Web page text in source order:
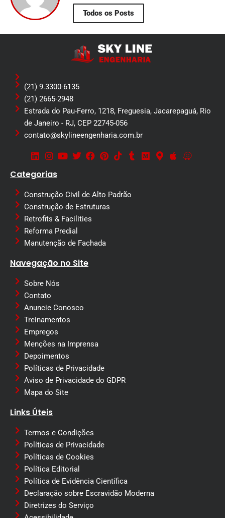
Todos os Posts
(21) 9.3300-6135
(21) 2665-2948
Estrada do Pau-Ferro, 1218, Freguesia, Jacarepaguá, Rio
de Janeiro - RJ, CEP 22745-056
contato@skylineengenharia.com.br
Categorias
Construção Civil de Alto Padrão
Construção de Estruturas
Retrofits & Facilities
Reforma Predial
Manutenção de Fachada
Navegação no Site
Sobre Nós
Contato
Anuncie Conosco
Treinamentos
Empregos
Menções na Imprensa
Depoimentos
Políticas de Privacidade
Aviso de Privacidade do GDPR
Mapa do Site
Links Úteis
Termos e Condições
Políticas de Privacidade
Políticas de Cookies
Política Editorial
Política de Evidência Científica
Declaração sobre Escravidão Moderna
Diretrizes do Serviço